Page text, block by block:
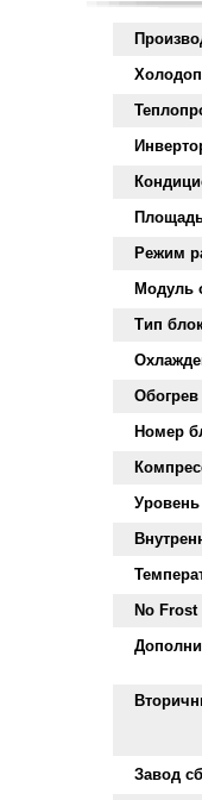
Режим
Модуль
Тип
Обогрев
Номер
No Frost
Завод